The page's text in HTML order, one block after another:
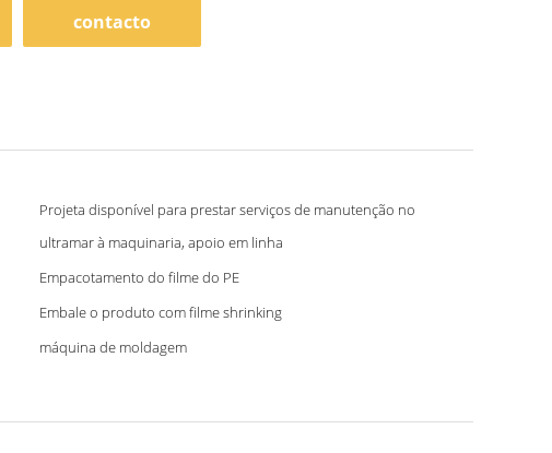
contacto
Projeta disponível para prestar serviços de manutenção no
ultramar à maquinaria, apoio em linha
Empacotamento do filme do PE
Embale o produto com filme shrinking
máquina de moldagem